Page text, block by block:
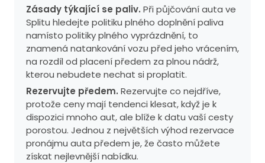
Zásady týkající se paliv. Při půjčování auta ve
Splitu hledejte politiku plného doplnění paliva
namísto politiky plného vyprázdnění, to
znamená natankování vozu před jeho vrácením,
na rozdíl od placení předem za plnou nádrž,
kterou nebudete nechat si proplatit.
Rezervujte předem. Rezervujte co nejdříve,
protože ceny mají tendenci klesat, když je k
dispozici mnoho aut, ale blíže k datu vaší cesty
porostou. Jednou z největších výhod rezervace
pronájmu auta předem je, že často můžete
získat nejlevnější nabídku.